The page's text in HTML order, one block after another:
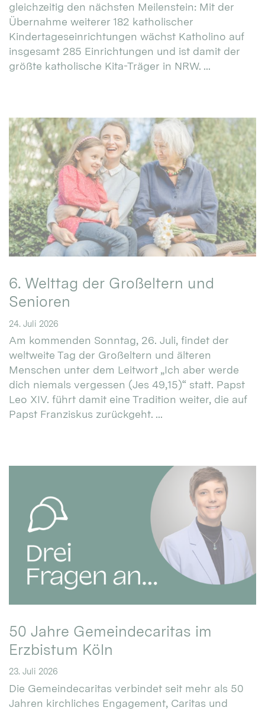
gleichzeitig den nächsten Meilenstein: Mit der
Übernahme weiterer 182 katholischer
Kindertageseinrichtungen wächst Katholino auf
insgesamt 285 Einrichtungen und ist damit der
größte katholische Kita-Träger in NRW. ...
6. Welttag der Großeltern und
Senioren
24. Juli 2026
Am kommenden Sonntag, 26. Juli, findet der
weltweite Tag der Großeltern und älteren
Menschen unter dem Leitwort „Ich aber werde
dich niemals vergessen (Jes 49,15)“ statt. Papst
Leo XIV. führt damit eine Tradition weiter, die auf
Papst Franziskus zurückgeht. ...
50 Jahre Gemeindecaritas im
Erzbistum Köln
23. Juli 2026
Die Gemeindecaritas verbindet seit mehr als 50
Jahren kirchliches Engagement, Caritas und